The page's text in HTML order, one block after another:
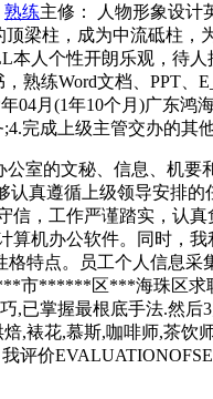
熟练主修： 人物形象设计
梁柱，成为中流砥柱，
本人个性开朗乐观，待
练Word文档、PPT、
04月(1年10个月)广东鸿
完成上级主管交办的其他
室的文秘、信息、机要
真遵循上级领导安排
，工作严谨踏实，认
机办公软件。同时，
特点。员工个人信息采
***市******区***海珠区
,已掌握最根底手法.然后
,裱花,慕斯,咖啡师,茶饮
评价